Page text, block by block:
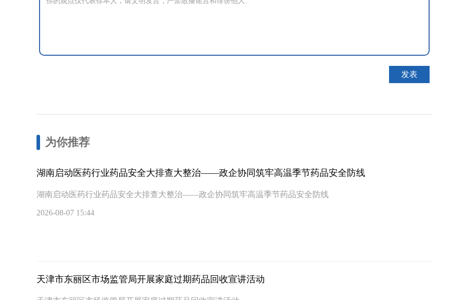
为你推荐
湖南启动医药行业药品安全大排查大整治——政企协同筑牢高温季节药品安全防线
湖南启动医药行业药品安全大排查大整治——政企协同筑牢高温季节药品安全防线
2026-08-07 15:44
天津市东丽区市场监管局开展家庭过期药品回收宣讲活动